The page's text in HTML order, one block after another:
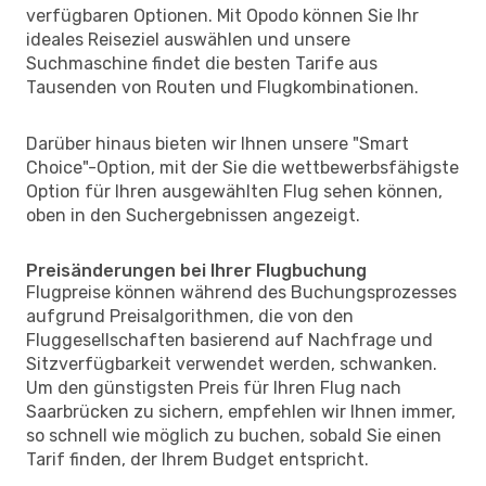
verfügbaren Optionen. Mit Opodo können Sie Ihr
ideales Reiseziel auswählen und unsere
Suchmaschine findet die besten Tarife aus
Tausenden von Routen und Flugkombinationen.
Darüber hinaus bieten wir Ihnen unsere "Smart
Choice"-Option, mit der Sie die wettbewerbsfähigste
Option für Ihren ausgewählten Flug sehen können,
oben in den Suchergebnissen angezeigt.
Preisänderungen bei Ihrer Flugbuchung
Flugpreise können während des Buchungsprozesses
aufgrund Preisalgorithmen, die von den
Fluggesellschaften basierend auf Nachfrage und
Sitzverfügbarkeit verwendet werden, schwanken.
Um den günstigsten Preis für Ihren Flug nach
Saarbrücken zu sichern, empfehlen wir Ihnen immer,
so schnell wie möglich zu buchen, sobald Sie einen
Tarif finden, der Ihrem Budget entspricht.